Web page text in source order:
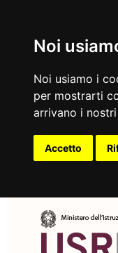
Noi
Noi usiamo i
per mostrarti
arrivano i
Accetto